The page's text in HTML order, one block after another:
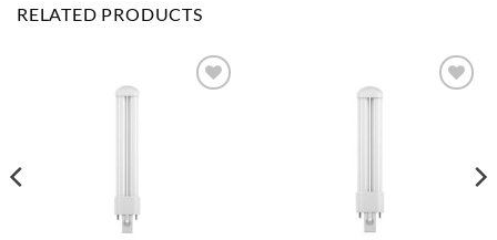
RELATED PRODUCTS